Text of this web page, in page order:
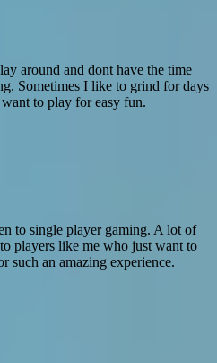
around and dont have the time
Sometimes I like to grind for days
to play for easy fun.
to single player gaming. A lot of
players like me who just want to
such an amazing experience.